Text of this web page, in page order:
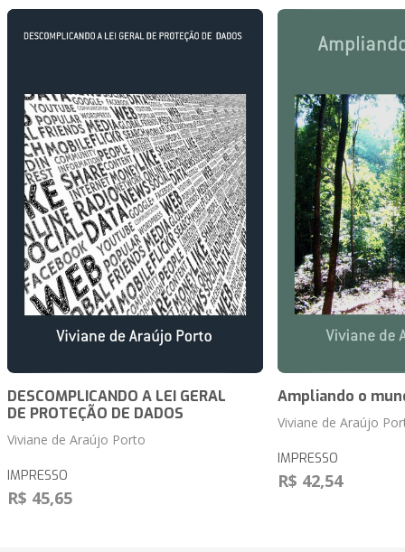
DESCOMPLICANDO A LEI GERAL
DE PROTEÇÃO DE DADOS
Viviane de Araújo Porto
IMPRESSO
R$ 45,65
Ampliando o
Viviane de Araújo
IMPRESSO
R$ 42,54